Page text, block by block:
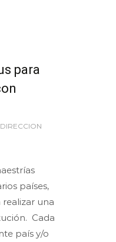
para
DIRECCION
países,
realizar una
Cada
país y/o